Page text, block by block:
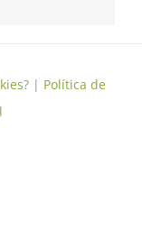
| Política de